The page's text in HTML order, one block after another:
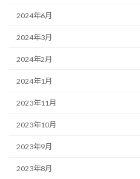
2024年6月
2024年3月
2024年2月
2024年1月
2023年11月
2023年10月
2023年9月
2023年8月